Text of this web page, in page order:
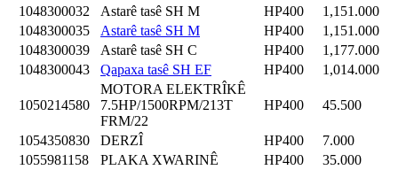
1048300032
Astarê tasê SH M HP400
1,151.000
1048300035
Astarê tasê SH M HP400
1,151.000
1048300039
Astarê tasê SH C HP400
1,177.000
1048300043
Qapaxa tasê SH EF HP400 1,014.000
1050214580
MOTORA ELEKTRÎKÊ
7.5HP/1500RPM/213T
FRM/22
HP400 45.500
1054350830 DERZÎ HP400
7.000
1055981158
PLAKA XWARINÊ HP400
35.000